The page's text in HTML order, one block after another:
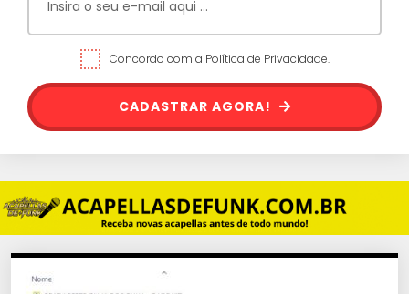
Concordo com a Política de Privacidade.
CADASTRAR AGORA!